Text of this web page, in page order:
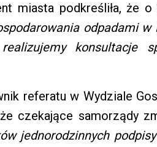
miasta podkreśliła, że
odpadami w
konsultacje
referatu w Wydziale
czekające samorządy
jednorodzinnych